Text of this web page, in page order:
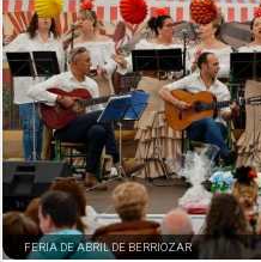
FERIA DE ABRIL DE BERRIOZAR